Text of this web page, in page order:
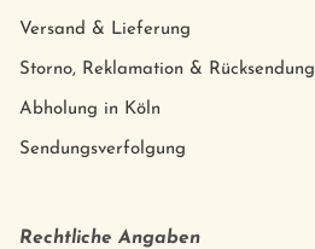
Versand & Lieferung
Storno, Reklamation & Rücksendung
Abholung in Köln
Sendungsverfolgung
Rechtliche Angaben